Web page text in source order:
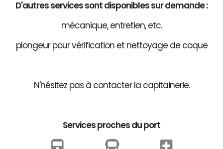
D'autres services sont disponibles sur demande :
mécanique, entretien, etc.
plongeur pour vérification et nettoyage de coque
N'hésitez pas à contacter la capitainerie.
Services proches du port